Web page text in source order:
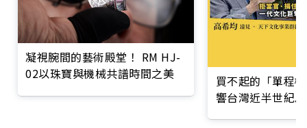
凝視腕間的藝術殿堂！ RM HJ-
02以珠寶與機械共譜時間之美
買不起的「單程
響台灣近半世紀